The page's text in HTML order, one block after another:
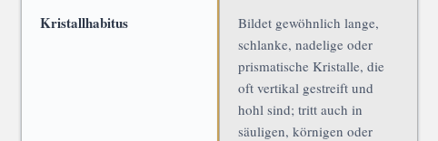
Kristallhabitus
Bildet gewöhnlich lange,
schlanke, nadelige oder
prismatische Kristalle, die
oft vertikal gestreift und
hohl sind; tritt auch in
säuligen, körnigen oder